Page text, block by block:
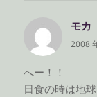
モカ
2008
へー！！
日食の時は地